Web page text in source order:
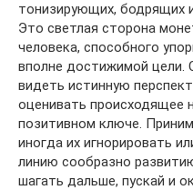
тонизирующих, бодрящих
Это светлая сторона
человека, способного
вполне достижимой цели.
видеть истинную
оценивать происходящее
позитивном ключе.
иногда их игнорировать
линию сообразно
шагать дальше, пускай и